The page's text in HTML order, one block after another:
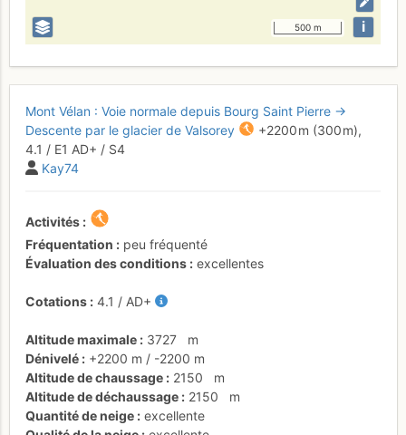
500 m i
Mont Vélan : Voie normale depuis Bourg Saint Pierre →
Descente par le glacier de Valsorey
+2200 m (300 m),
4.1 / E1 AD+ / S4
Kay74
Activités
Fréquentation
peu fréquenté
Évaluation des conditions
excellentes
Cotations 4.1 / AD+
Altitude maximale 3727
m
Dénivelé
+2200 m / -2200 m
Altitude de chaussage
2150
m
Altitude de déchaussage
2150
m
Quantité de neige
excellente